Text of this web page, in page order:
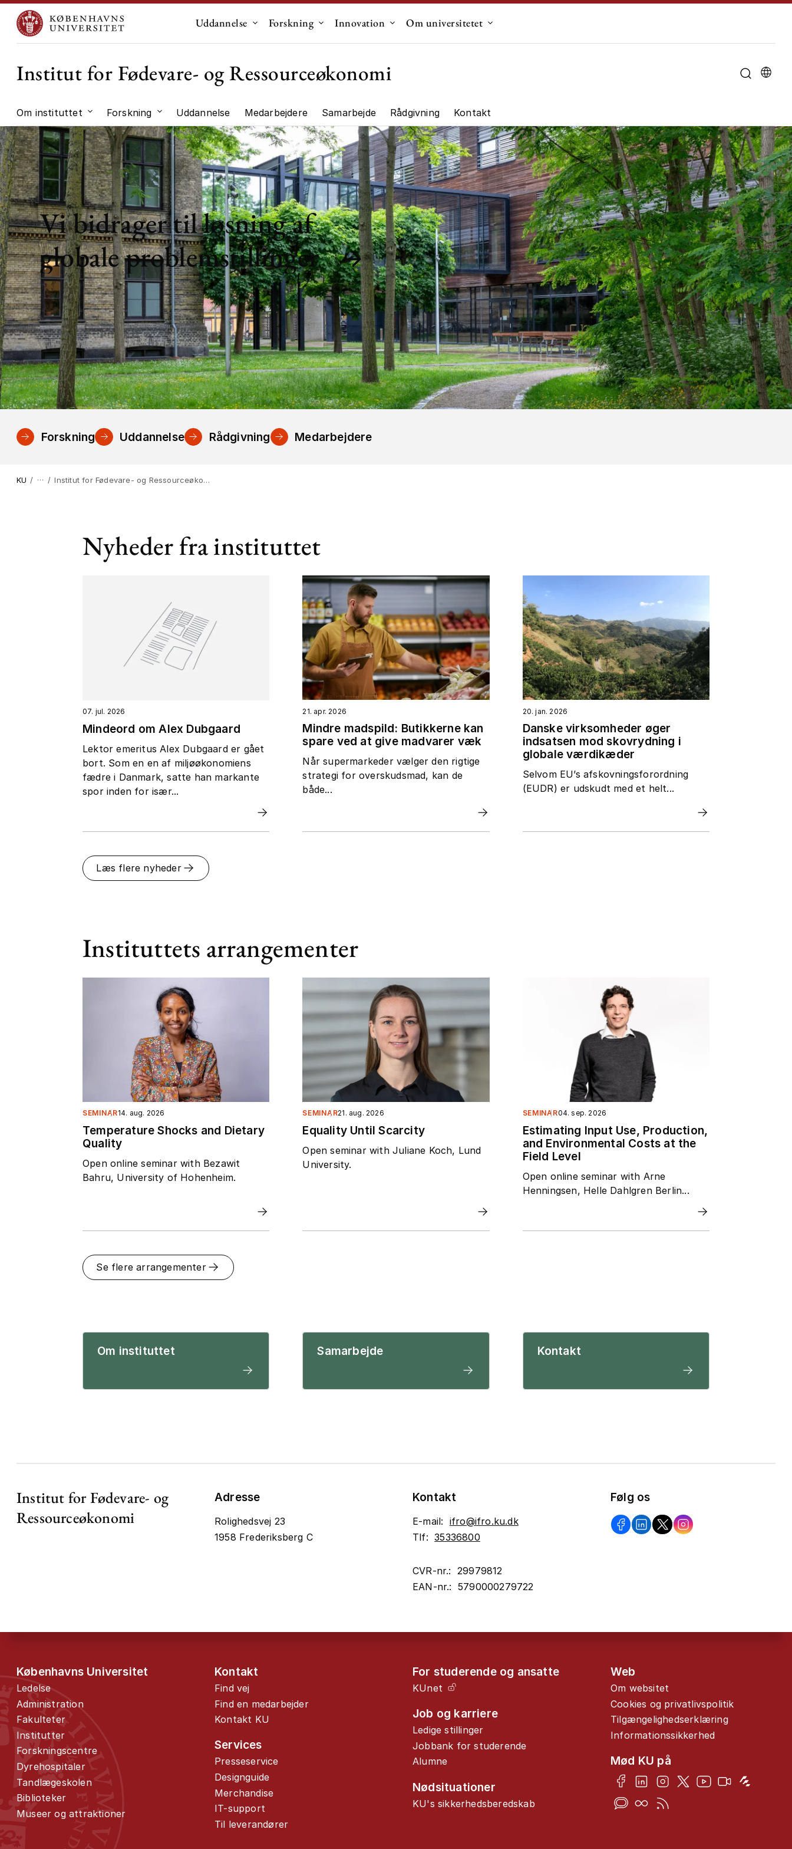
Uddannelse Undermenu til "Uddannelse"
Forskning Undermenu til "Forskning"
Innovation Undermenu til "Innovation"
Om universitetet
Institut for Fødevare- og Ressourceøkonomi
Om instituttet Undermenu til "Om instituttet"
Forskning Undermenu til "Forskning"
Uddannelse Medarbejdere Samarbejde Rådgivning Kontakt
Vi bidrager til løsning af
globale problemstillinger
Forskning Uddannelse Rådgivning Medarbejdere
KU Institut for Fødevare- og Ressourceøkonomi
Nyheder fra instituttet
07. jul. 2026
Mindeord om Alex Dubgaard
Lektor emeritus Alex Dubgaard er gået
bort. Som en en af miljøøkonomiens
fædre i Danmark, satte han markante
spor inden for især...
21. apr. 2026
Mindre madspild: Butikkerne kan
spare ved at give madvarer væk
Når supermarkeder vælger den rigtige
strategi for overskudsmad, kan de
både...
20. jan. 2026
Danske virksomheder øger
indsatsen mod skovrydning i
globale værdikæder
Selvom EU’s afskovningsforordning
(EUDR) er udskudt med et helt...
Læs flere nyheder
Instituttets arrangementer
SEMINAR14. aug. 2026
Temperature Shocks and Dietary
Quality
Open online seminar with Bezawit
Bahru, University of Hohenheim.
SEMINAR21. aug. 2026
Equality Until Scarcity
Open seminar with Juliane Koch, Lund
University.
SEMINAR04. sep. 2026
Estimating Input Use, Production,
and Environmental Costs at the
Field Level
Open online seminar with Arne
Henningsen, Helle Dahlgren Berlin...
Se flere arrangementer
Om instituttet Samarbejde Kontakt
Institut for Fødevare- og
Ressourceøkonomi
Adresse
Rolighedsvej 23
1958 Frederiksberg C
Kontakt
E-mail: ifro@ifro.ku.dk
Tlf:35336800
CVR-nr.: 29979812
EAN-nr.: 5790000279722
Følg os
Københavns Universitet
Ledelse
Administration
Fakulteter
Institutter
Forskningscentre
Dyrehospitaler
Tandlægeskolen
Biblioteker
Museer og attraktioner
Kontakt
Find vej
Find en medarbejder
Kontakt KU
Services
Presseservice
Designguide
Merchandise
IT-support
Til leverandører
For studerende og ansatte
KUnet
Job og karriere
Ledige stillinger
Jobbank for studerende
Alumne
Nødsituationer
KU's sikkerhedsberedskab
Web
Om websitet
Cookies og privatlivspolitik
Tilgængelighedserklæring
Informationssikkerhed
Mød KU på